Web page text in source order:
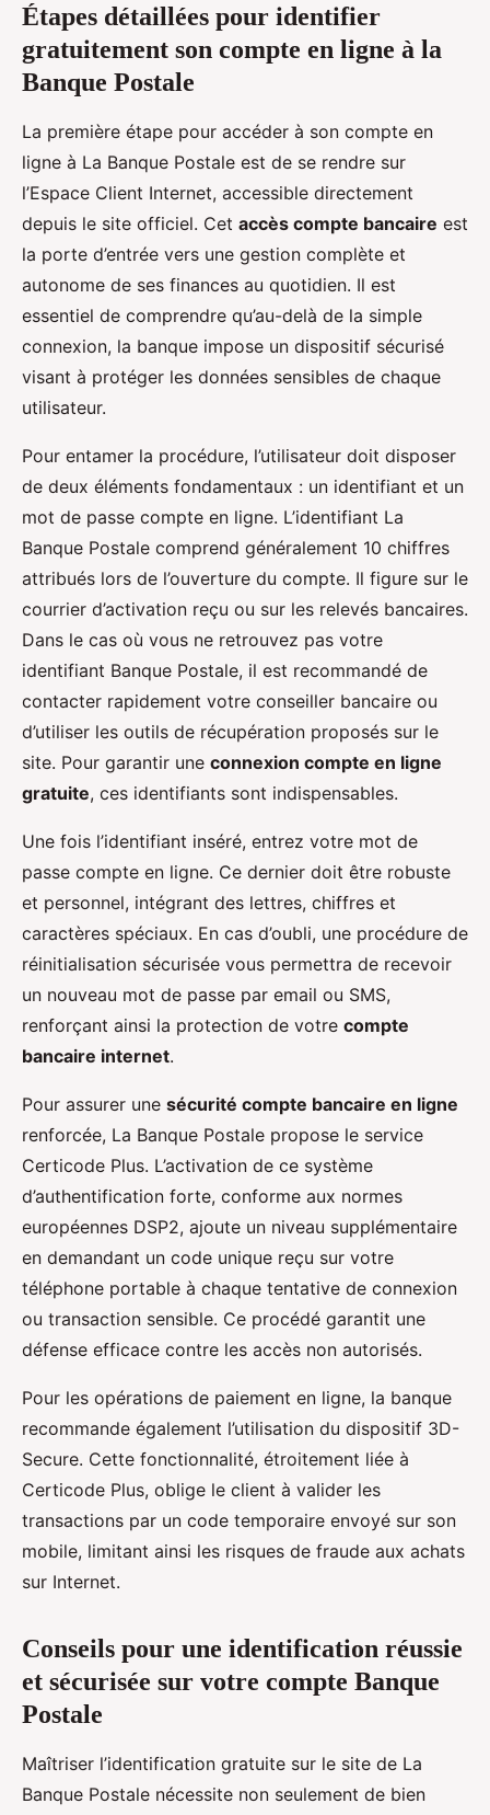
Étapes détaillées pour identifier
gratuitement son compte en ligne à la
Banque Postale
La première étape pour accéder à son compte en
ligne à La Banque Postale est de se rendre sur
l’Espace Client Internet, accessible directement
depuis le site officiel. Cet accès compte bancaire est
la porte d’entrée vers une gestion complète et
autonome de ses finances au quotidien. Il est
essentiel de comprendre qu’au-delà de la simple
connexion, la banque impose un dispositif sécurisé
visant à protéger les données sensibles de chaque
utilisateur.
Pour entamer la procédure, l’utilisateur doit disposer
de deux éléments fondamentaux : un identifiant et un
mot de passe compte en ligne. L’identifiant La
Banque Postale comprend généralement 10 chiffres
attribués lors de l’ouverture du compte. Il figure sur le
courrier d’activation reçu ou sur les relevés bancaires.
Dans le cas où vous ne retrouvez pas votre
identifiant Banque Postale, il est recommandé de
contacter rapidement votre conseiller bancaire ou
d’utiliser les outils de récupération proposés sur le
site. Pour garantir une connexion compte en ligne
gratuite, ces identifiants sont indispensables.
Une fois l’identifiant inséré, entrez votre mot de
passe compte en ligne. Ce dernier doit être robuste
et personnel, intégrant des lettres, chiffres et
caractères spéciaux. En cas d’oubli, une procédure de
réinitialisation sécurisée vous permettra de recevoir
un nouveau mot de passe par email ou SMS,
renforçant ainsi la protection de votre compte
bancaire internet.
Pour assurer une sécurité compte bancaire en ligne
renforcée, La Banque Postale propose le service
Certicode Plus. L’activation de ce système
d’authentification forte, conforme aux normes
européennes DSP2, ajoute un niveau supplémentaire
en demandant un code unique reçu sur votre
téléphone portable à chaque tentative de connexion
ou transaction sensible. Ce procédé garantit une
défense efficace contre les accès non autorisés.
Pour les opérations de paiement en ligne, la banque
recommande également l’utilisation du dispositif 3D-
Secure. Cette fonctionnalité, étroitement liée à
Certicode Plus, oblige le client à valider les
transactions par un code temporaire envoyé sur son
mobile, limitant ainsi les risques de fraude aux achats
sur Internet.
Conseils pour une identification réussie
et sécurisée sur votre compte Banque
Postale
Maîtriser l’identification gratuite sur le site de La
Banque Postale nécessite non seulement de bien